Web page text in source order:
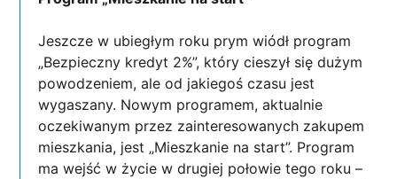
Jeszcze w ubiegłym roku prym wiódł program
„Bezpieczny kredyt 2%”, który cieszył się dużym
powodzeniem, ale od jakiegoś czasu jest
wygaszany. Nowym programem, aktualnie
oczekiwanym przez zainteresowanych zakupem
mieszkania, jest „Mieszkanie na start”. Program
ma wejść w życie w drugiej połowie tego roku –